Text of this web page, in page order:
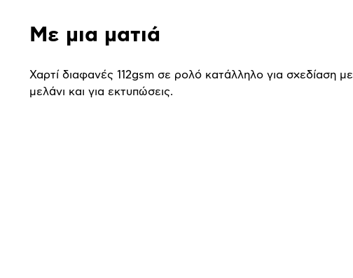
Με μια ματιά
Χαρτί διαφανές 112gsm σε ρολό κατάλληλο για σχεδίαση με
μελάνι και για εκτυπώσεις.